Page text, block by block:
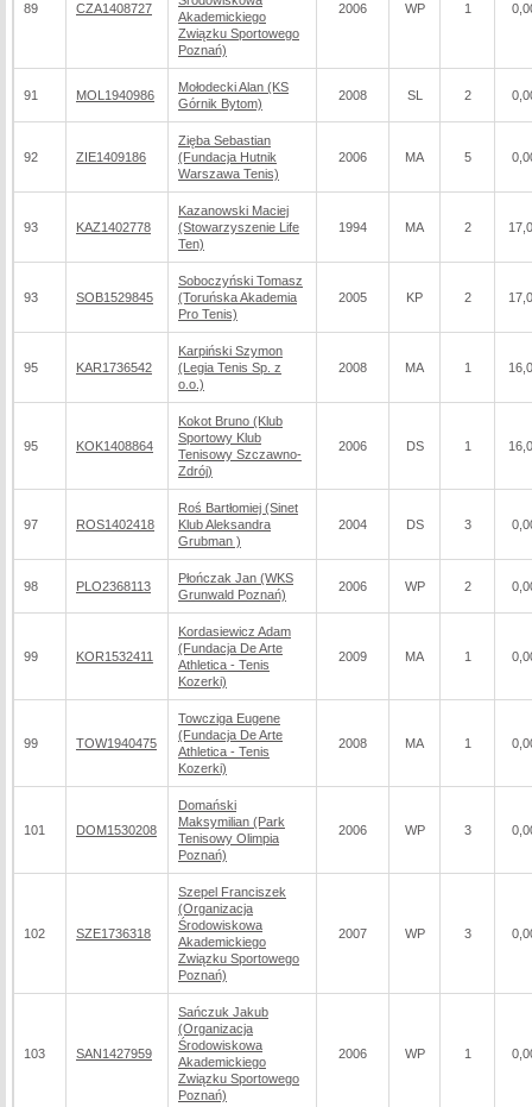
89 CZA1408727
Akademickiego
Związku Sportowego
Poznań)
2006 WP 1
91 MOL1940986
Mołodecki Alan (KS
Górnik Bytom)
2008 SL 2
92 ZIE1409186
Zięba Sebastian
(Fundacja Hutnik
Warszawa Tenis)
2006 MA 5
93 KAZ1402778
Kazanowski Maciej
(Stowarzyszenie Life
Ten)
1994 MA 2
93 SOB1529845
Soboczyński Tomasz
(Toruńska Akademia
Pro Tenis)
2005 KP 2
95 KAR1736542
Karpiński Szymon
(Legia Tenis Sp. z
o.o.)
2008 MA 1
95 KOK1408864
Kokot Bruno (Klub
Sportowy Klub
Tenisowy Szczawno-
Zdrój)
2006 DS 1
97 ROS1402418
Roś Bartłomiej (Sinet
Klub Aleksandra
Grubman )
2004 DS 3
98 PLO2368113
Płończak Jan (WKS
Grunwald Poznań)
2006 WP 2
99 KOR1532411
Kordasiewicz Adam
(Fundacja De Arte
Athletica - Tenis
Kozerki)
2009 MA 1
99 TOW1940475
Towcziga Eugene
(Fundacja De Arte
Athletica - Tenis
Kozerki)
2008 MA 1
101 DOM1530208
Domański
Maksymilian (Park
Tenisowy Olimpia
Poznań)
2006 WP 3
102 SZE1736318
Szepel Franciszek
(Organizacja
Środowiskowa
Akademickiego
Związku Sportowego
Poznań)
2007 WP 3
103 SAN1427959
Sańczuk Jakub
(Organizacja
Środowiskowa
Akademickiego
Związku Sportowego
Poznań)
2006 WP 1